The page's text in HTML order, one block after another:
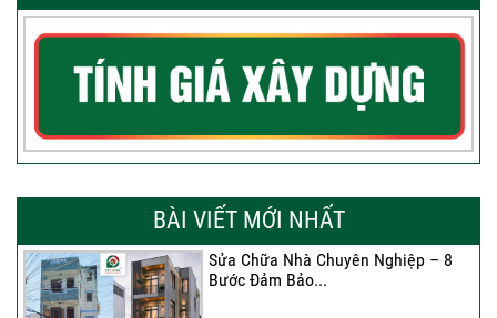
BÀI VIẾT MỚI NHẤT
Sửa Chữa Nhà Chuyên Nghiệp – 8
Bước Đảm Bảo...